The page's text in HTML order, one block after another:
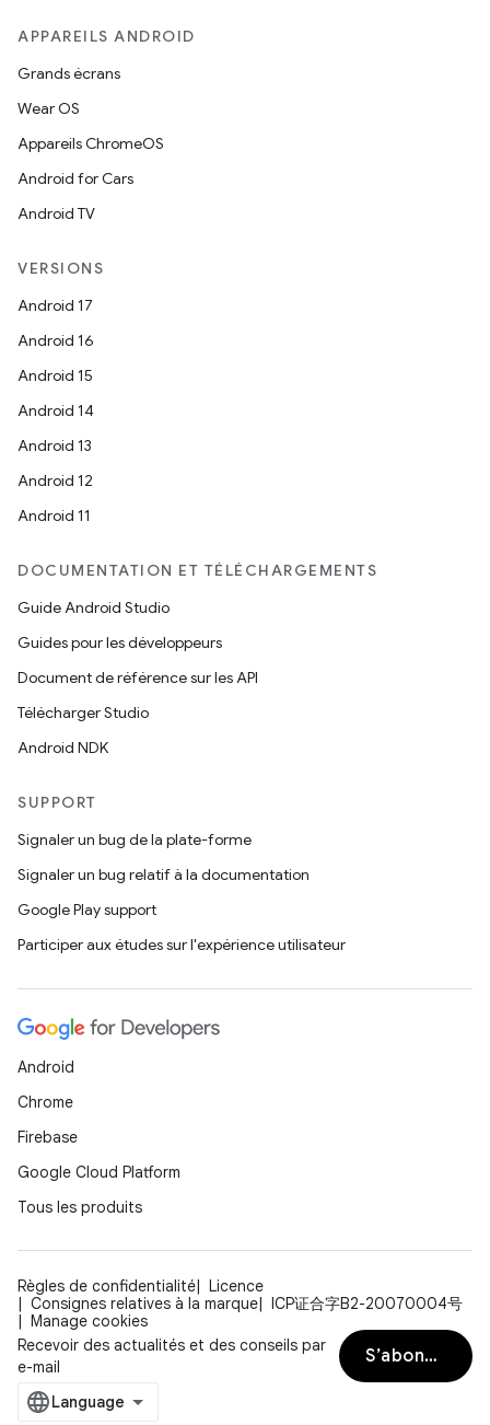
APPAREILS ANDROID
Grands écrans
Wear OS
Appareils ChromeOS
Android for Cars
Android TV
VERSIONS
Android 17
Android 16
Android 15
Android 14
Android 13
Android 12
Android 11
DOCUMENTATION ET TÉLÉCHARGEMENTS
Guide Android Studio
Guides pour les développeurs
Document de référence sur les API
Télécharger Studio
Android NDK
SUPPORT
Signaler un bug de la plate-forme
Signaler un bug relatif à la documentation
Google Play support
Participer aux études sur l'expérience utilisateur
Android
Chrome
Firebase
Google Cloud Platform
Tous les produits
Règles de confidentialité
Licence
Consignes relatives à la marque
ICP证合字B2-20070004号
Manage cookies
Recevoir des actualités et des conseils par
e-mail
S’abonner